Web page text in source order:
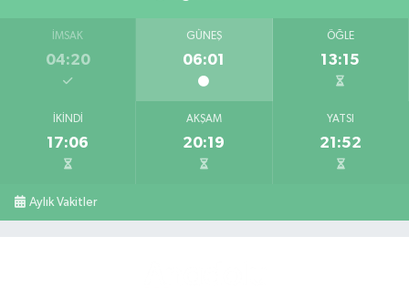
İMSAK
04:20
GÜNEŞ
06:01
ÖĞLE
13:15
İKINDI
17:06
AKŞAM
20:19
YATSI
21:52
Aylık Vakitler